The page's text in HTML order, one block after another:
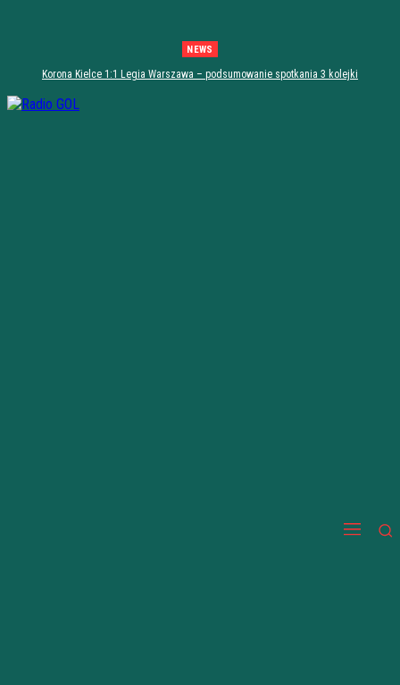
NEWS
Korona Kielce 1:1 Legia Warszawa – podsumowanie spotkania 3 kolejki